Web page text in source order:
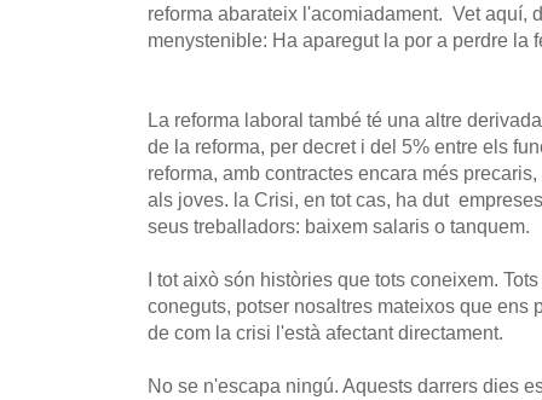
reforma abarateix l'acomiadament. Vet aquí,
menystenible: Ha aparegut la por a perdre la
La reforma laboral també té una altre
de la reforma, per decret i del 5% entre els
reforma, amb contractes encara més
als joves. la Crisi, en tot cas, ha dut
seus treballadors: baixem salaris o tanquem.
I tot això són històries que tots coneixem.
coneguts, potser nosaltres mateixos que ens
de com la crisi l'està afectant directament.
No se n'escapa ningú. Aquests darrers dies